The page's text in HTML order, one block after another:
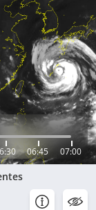
06:45 07:00